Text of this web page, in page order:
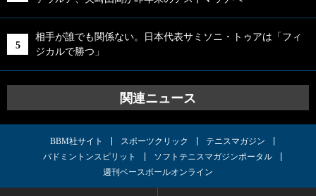
相手が誰でも関係ない。日本代表サミソニ・トゥアは「フィ
ジカルで勝つ」
関連ニュース
BBM社サイト スポーツクリック
テニスマガジン
バドミントンスピリット
ソフトテニスマガジンポータル
週刊ベースボールオンライン